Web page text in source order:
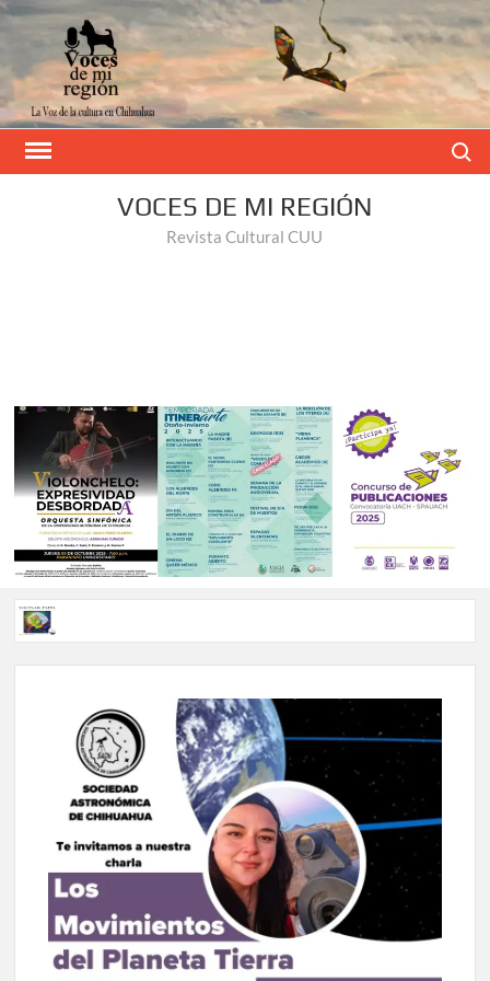
VOCES DE MI REGIÓN
Revista Cultural CUU
Voces de Papel Parral, edición especial Coyame del Sotol
Voces de papel Parral edición Carlos Montemayor #35
A 18 años de su partida, Teatro Bárbaro rinde homenaje a
Víctor Hugo Rascón Banda con Voces en el umbral
Invitan a participar en “Convocatoria UACH-SPAUACH
2026” para publicar textos académicos con sello editorial.